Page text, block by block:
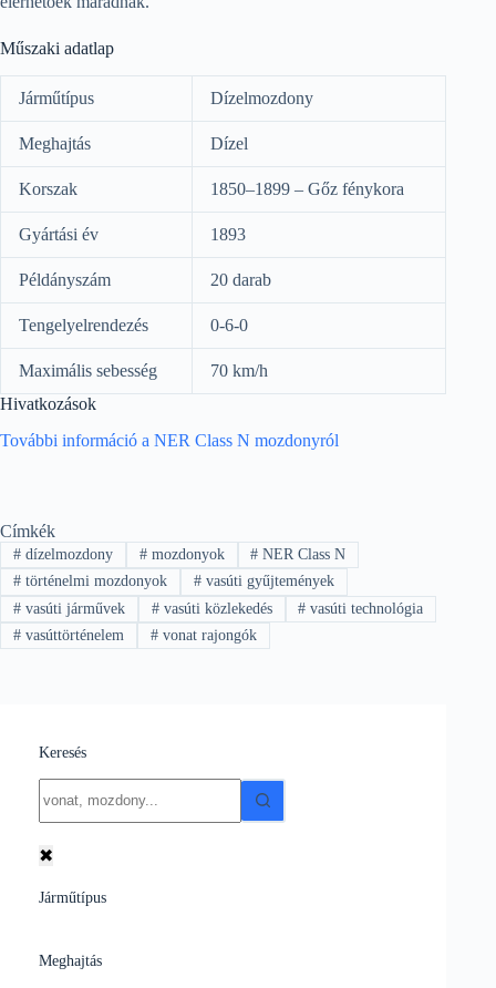
Műszaki adatlap
Járműtípus Dízelmozdony
Meghajtás Dízel
Korszak 1850–1899 – Gőz fénykora
Gyártási év 1893
Példányszám 20 darab
Tengelyelrendezés 0-6-0
Maximális sebesség
70 km/h
Hivatkozások
További információ a NER Class N mozdonyról
Címkék
#dízelmozdony #mozdonyok # NER Class N
#történelmi mozdonyok #vasúti gyűjtemények
#vasúti járművek #vasúti közlekedés # vasúti technológia
#vasúttörténelem #vonat rajongók
Keresés
results
✖
Járműtípus
Meghajtás